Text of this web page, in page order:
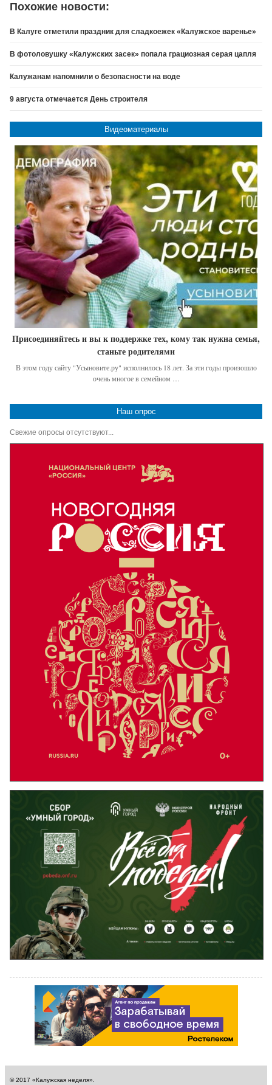
Похожие новости:
В Калуге отметили праздник для сладкоежек «Калужское варенье»
В фотоловушку «Калужских засек» попала грациозная серая цапля
Калужанам напомнили о безопасности на воде
9 августа отмечается День строителя
Видеоматериалы
Присоединяйтесь и вы к поддержке тех, кому так нужна семья,
станьте родителями
В этом году сайту "Усыновите.ру" исполнилось 18 лет. За эти годы произошло
очень многое в семейном …
Наш опрос
Свежие опросы отсутствуют...
© 2017 «Калужская неделя».